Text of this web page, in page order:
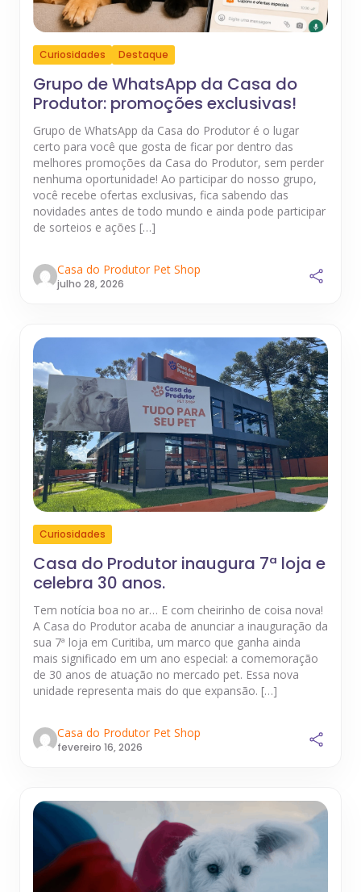
Curiosidades Destaque
Grupo de WhatsApp da Casa do
Produtor: promoções exclusivas!
Grupo de WhatsApp da Casa do Produtor é o lugar
certo para você que gosta de ficar por dentro das
melhores promoções da Casa do Produtor, sem perder
nenhuma oportunidade! Ao participar do nosso grupo,
você recebe ofertas exclusivas, fica sabendo das
novidades antes de todo mundo e ainda pode participar
de sorteios e ações […]
Casa do Produtor Pet Shop
julho 28, 2026
Curiosidades
Casa do Produtor inaugura 7ª loja e
celebra 30 anos.
Tem notícia boa no ar… E com cheirinho de coisa nova!
A Casa do Produtor acaba de anunciar a inauguração da
sua 7ª loja em Curitiba, um marco que ganha ainda
mais significado em um ano especial: a comemoração
de 30 anos de atuação no mercado pet. Essa nova
unidade representa mais do que expansão. […]
Casa do Produtor Pet Shop
fevereiro 16, 2026